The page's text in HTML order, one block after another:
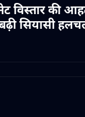
विस्तार की
सियासी